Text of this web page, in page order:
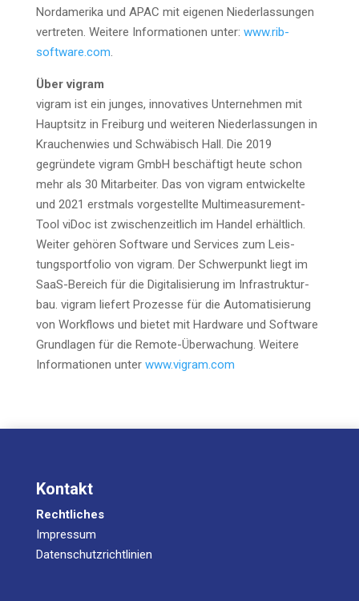
Nord­ame­ri­ka und APAC mit eige­nen Nie­der­las­sun­gen
ver­tre­ten. Wei­te­re Infor­ma­tio­nen unter: www.rib-
software.com.
Über vigram
vigram ist ein jun­ges, inno­va­ti­ves Unter­neh­men mit
Haupt­sitz in Frei­burg und wei­te­ren Nie­der­las­sun­gen in
Krau­chen­wies und Schwä­bisch Hall. Die 2019
gegründete vigram GmbH beschäf­tigt heu­te schon
mehr als 30 Mit­ar­bei­ter. Das von vigram ent­wi­ckel­te
und 2021 erst­mals vor­ge­stell­te Mul­ti­me­a­su­re­ment-
Tool viDoc ist zwi­schen­zeit­lich im Han­del erhält­lich.
Wei­ter gehö­ren Soft­ware und Ser­vices zum Leis­
tungs­port­fo­lio von vigram. Der Schwer­punkt liegt im
SaaS-Bereich für die Digi­ta­li­sie­rung im Infra­struk­tur­
bau. vigram lie­fert Pro­zes­se für die Auto­ma­ti­sie­rung
von Work­flows und bie­tet mit Hard­ware und Soft­ware
Grund­la­gen für die Remo­te-Über­wa­chung. Wei­te­re
Infor­ma­tio­nen unter www.vigram.com
Kontakt
Rechtliches
Impressum
Datenschutzrichtlinien